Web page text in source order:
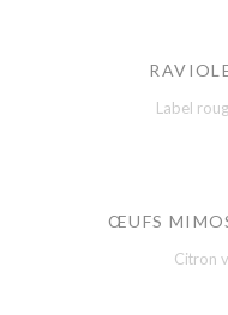
Label
ŒUFS
Citron